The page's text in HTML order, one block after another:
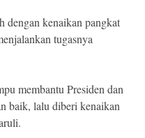
dengan kenaikan pangkat
tugasnya
membantu Presiden dan
baik, lalu diberi kenaikan